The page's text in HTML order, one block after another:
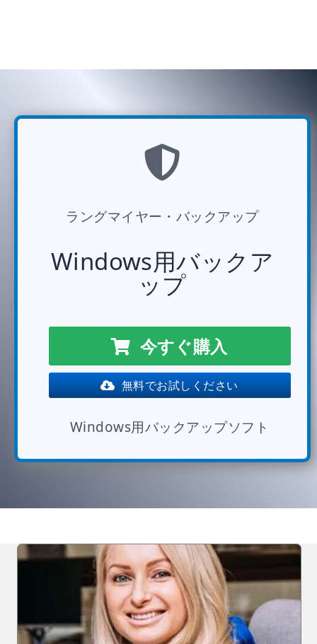
ラングマイヤー・バックアップ
Windows用バックア
ップ
今すぐ購入
無料でお試しください
Windows用バックアップソフト